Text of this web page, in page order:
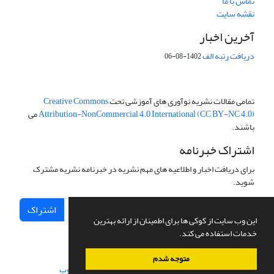
این وب سایت از کوکی ها برای اطمینان از ارائه بهترین
خدمات استفاده می کند.
متوجه شدم
نقشه سایت
آخرین اخبار
دریافت رتبه الف1402-08-06
تمامی مقالات نشریه نوآوری های آموزشی تحتCreative Commons
Attribution-NonCommercial 4.0 International (CC BY-NC 4.0)می
باشند.
اشتراک خبرنامه
برای دریافت اخبار و اطلاعیه های مهم نشریه در خبرنامه نشریه مشترک
شوید.
اشتراک
سامانه مدیریت نشریات علمی.طراحی و پیاده سازی از سیناوب